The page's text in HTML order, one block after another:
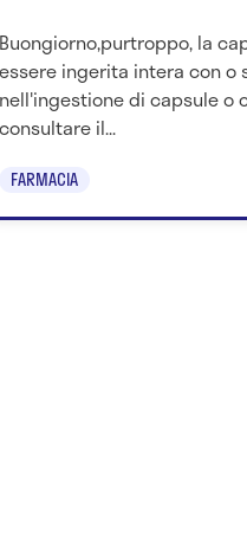
Buongiorno,purtroppo, la
essere ingerita intera con o
nell'ingestione di capsule o
consultare il...
FARMACIA